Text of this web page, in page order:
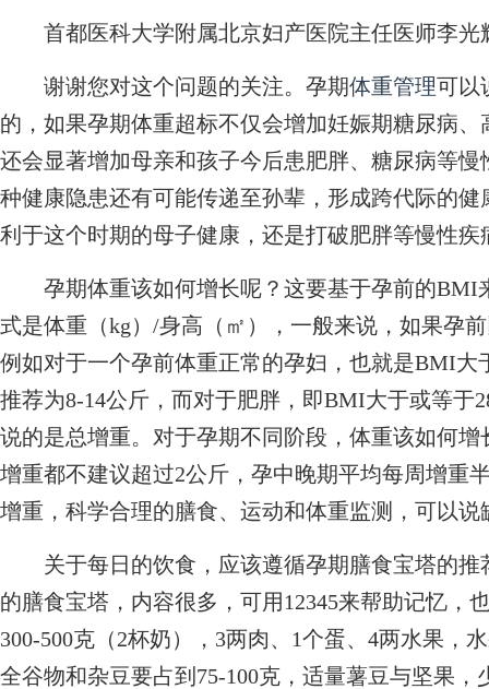
首都医科大学附属北京妇产医院主任医师李光
谢谢您对这个问题的关注。孕期体重管理可以
的，如果孕期体重超标不仅会增加妊娠期糖尿病
还会显著增加母亲和孩子今后患肥胖、糖尿病等
种健康隐患还有可能传递至孙辈，形成跨代际的
利于这个时期的母子健康，还是打破肥胖等慢性
孕期体重该如何增长呢？这要基于孕前的BMI
式是体重（kg）/身高（㎡），一般来说，如果孕
例如对于一个孕前体重正常的孕妇，也就是BMI大
推荐为8-14公斤，而对于肥胖，即BMI大于或等于
说的是总增重。对于孕期不同阶段，体重该如何
增重都不建议超过2公斤，孕中晚期平均每周增重
增重，科学合理的膳食、运动和体重监测，可以说
关于每日的饮食，应该遵循孕期膳食宝塔的推
的膳食宝塔，内容很多，可用12345来帮助记忆，
300-500克（2杯奶），3两肉、1个蛋、4两水果，
全谷物和杂豆要占到75-100克，适量薯豆与坚果